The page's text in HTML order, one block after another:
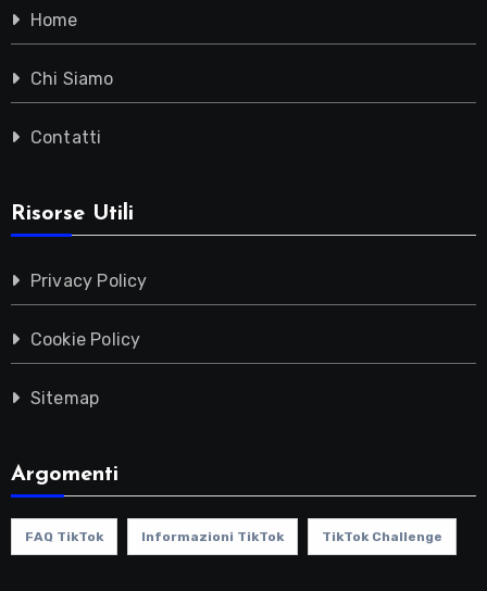
Home
Chi Siamo
Contatti
Risorse Utili
Privacy Policy
Cookie Policy
Sitemap
Argomenti
FAQ TikTok Informazioni TikTok TikTok Challenge